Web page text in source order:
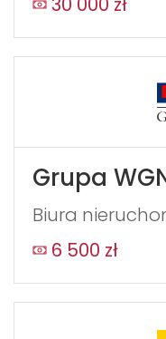
Grupa
Biura
6 500 zł